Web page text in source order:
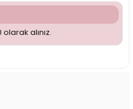
alınız.